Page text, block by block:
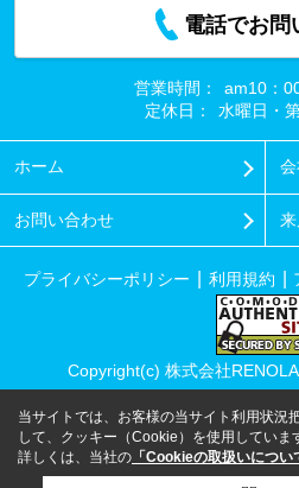
電話でお問
営業時間：
am10：
定休日：
水曜日・
ホーム
お問い合わせ
プライバシーポリシー 利用規約
Copyright(c) 株式会社
当サイトでは、お客様の当サイト利用状況
して、クッキー（Cookie）を使用していま
詳しくは、当社の 「Cookieの取扱いについ